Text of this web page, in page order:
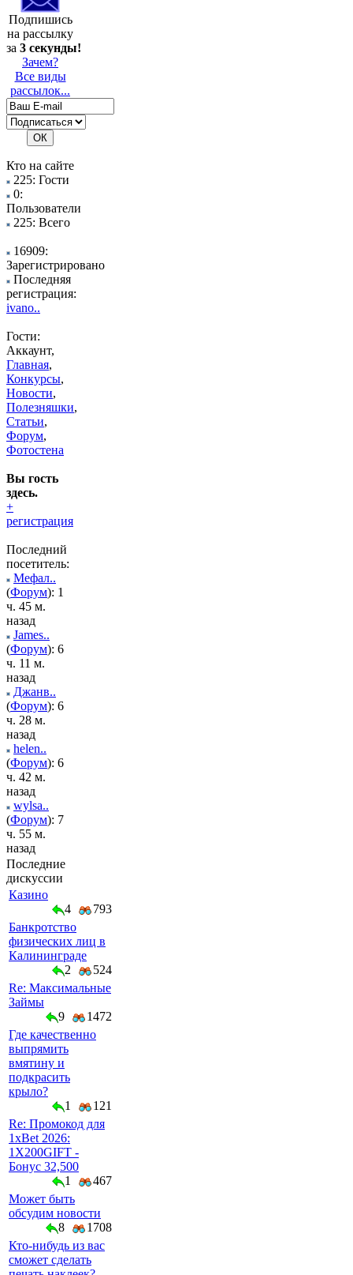
Подпишись
на рассылку
за 3 секунды!
Зачем?
Все виды
рассылок...
Кто на сайте
225: Гости
0:
Пользователи
225: Всего
16909:
Зарегистрировано
Последняя
регистрация:
ivano..
Гости:
Аккаунт,
Главная,
Конкурсы,
Новости,
Полезняшки,
Статьи,
Форум,
Фотостена
Вы гость
здесь.
+
регистрация
Последний
посетитель:
Мефал..
(Форум): 1
ч. 45 м.
назад
James..
(Форум): 6
ч. 11 м.
назад
Джанв..
(Форум): 6
ч. 28 м.
назад
helen..
(Форум): 6
ч. 42 м.
назад
wylsa..
(Форум): 7
ч. 55 м.
назад
Последние
дискуссии
Казино
4
793
Банкротство
физических лиц в
Калининграде
2
524
Re: Максимальные
Займы
9
1472
Где качественно
выпрямить
вмятину и
подкрасить
крыло?
1
121
Re: Промокод для
1xBet 2026:
1X200GIFT -
Бонус 32,500
1
467
Может быть
обсудим новости
8
1708
Кто-нибудь из вас
сможет сделать